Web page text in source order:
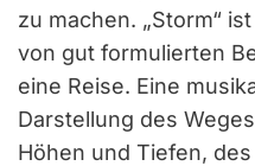
zu machen. „Storm“
von gut formulierten
eine Reise. Eine
Darstellung des
Höhen und Tiefen,